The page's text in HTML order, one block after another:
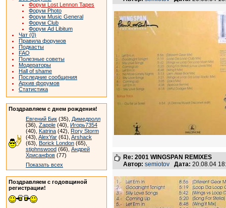
Форум Lost Lennon Tapes
Форум Photo
Форум Music General
Форум Club
Форум Ad Libitum
Чат (0)
Правила форумов
Подкасты
FAQ
Полезные советы
Модераторы
Hall of shame
Последние сообщения
Архив форумов
Статистика
Поздравляем с днем рождения!
Евгений Бик (35), Димедролл
(36), Zapple (40), Игорь7354
(40), Katrina (42), Rory Storm
(43), AlexYar (61), Arshack
(63), Borick London (65),
stjohnswood (66), Андрей
Хрисанфов (77)
Показать всех
Поздравляем с годовщиной
регистрации!
Re: 2001 WINGSPAN REMIXES
Автор: semiotov Дата: 20.08.04